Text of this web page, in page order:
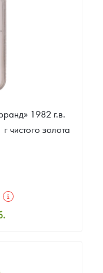
1982 г.в.
чистого золота